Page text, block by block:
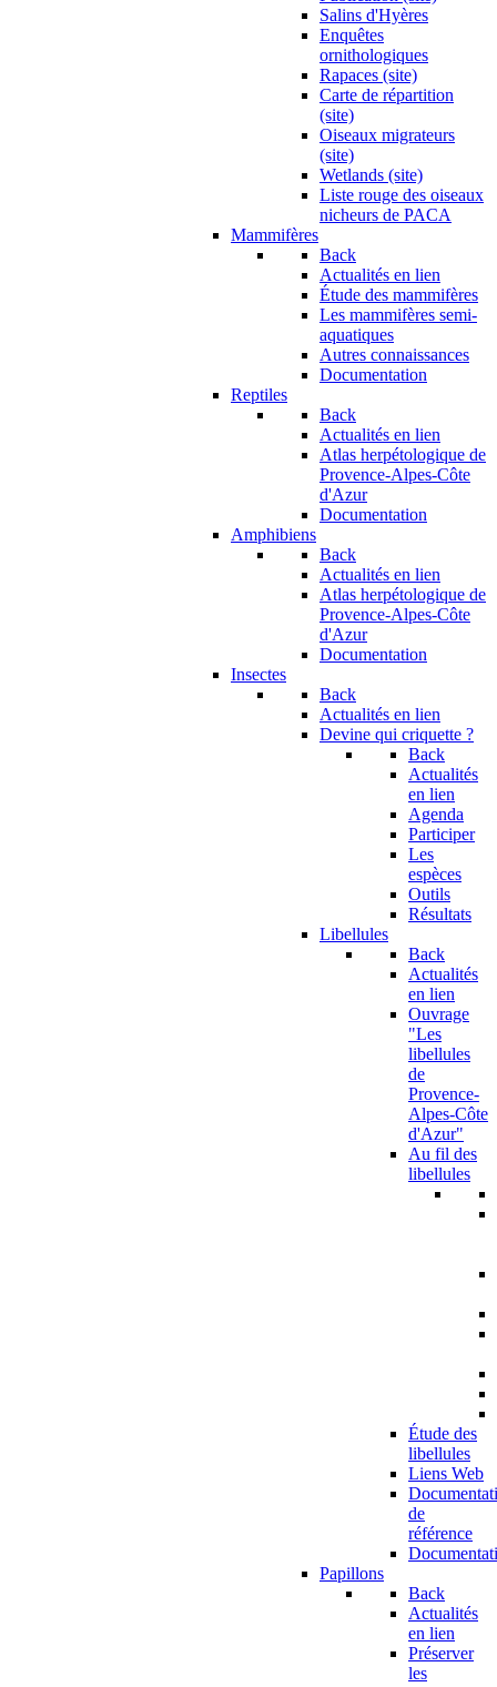
Salins d'Hyères
Enquêtes
ornithologiques
Rapaces (site)
Carte de répartition
(site)
Oiseaux migrateurs
(site)
Wetlands (site)
Liste rouge des oiseaux
nicheurs de PACA
Mammifères
Back
Actualités en lien
Étude des mammifères
Les mammifères semi-
aquatiques
Autres connaissances
Documentation
Reptiles
Back
Actualités en lien
Atlas herpétologique de
Provence-Alpes-Côte
d'Azur
Documentation
Amphibiens
Back
Actualités en lien
Atlas herpétologique de
Provence-Alpes-Côte
d'Azur
Documentation
Insectes
Back
Actualités en lien
Devine qui criquette ?
Back
Actualités
en lien
Agenda
Participer
Les
espèces
Outils
Résultats
Libellules
Back
Actualités
en lien
Ouvrage
"Les
libellules
de
Provence-
Alpes-Côte
d'Azur"
Au fil des
libellules
Étude des
libellules
Liens Web
de
référence
Papillons
Back
Actualités
en lien
Préserver
les